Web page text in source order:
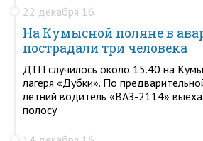
22 декабря 16
На Кумысной поляне в
пострадали три человека
ДТП случилось около 15.40 на
лагеря «Дубки». По
летний водитель «ВАЗ-2114»
полосу